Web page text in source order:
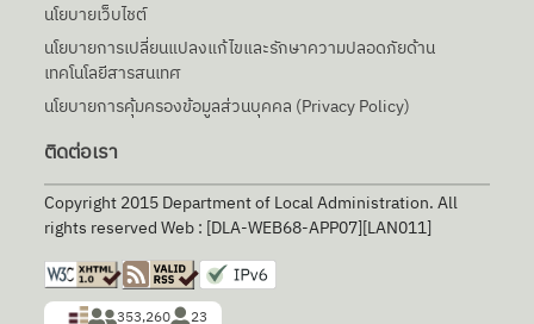
นโยบายเว็บไชต์
นโยบายการเปลี่ยนแปลงแก้ไขและรักษาความปลอดภัยด้าน
เทคโนโลยีสารสนเทศ
นโยบายการคุ้มครองข้อมูลส่วนบุคคล (Privacy Policy)
ติดต่อเรา
Copyright 2015 Department of Local Administration. All
rights reserved Web : [DLA-WEB68-APP07][LAN011]
353,260 23